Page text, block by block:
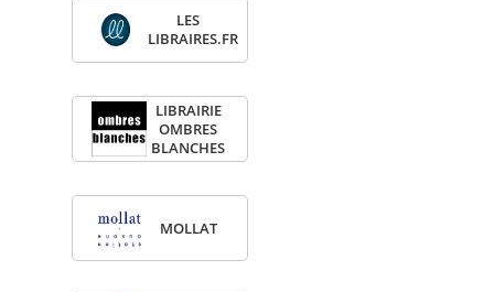
LES
LIBRAIRES.FR
LIBRAI­RIE
OMBRES
BLANCHES
MOL­LAT